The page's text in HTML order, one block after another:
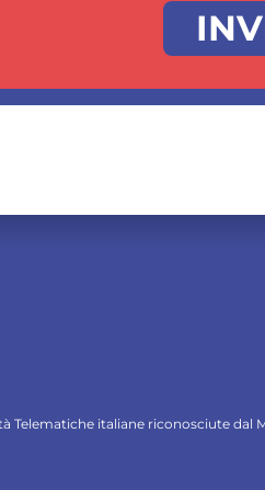
Telematiche italiane riconosciute